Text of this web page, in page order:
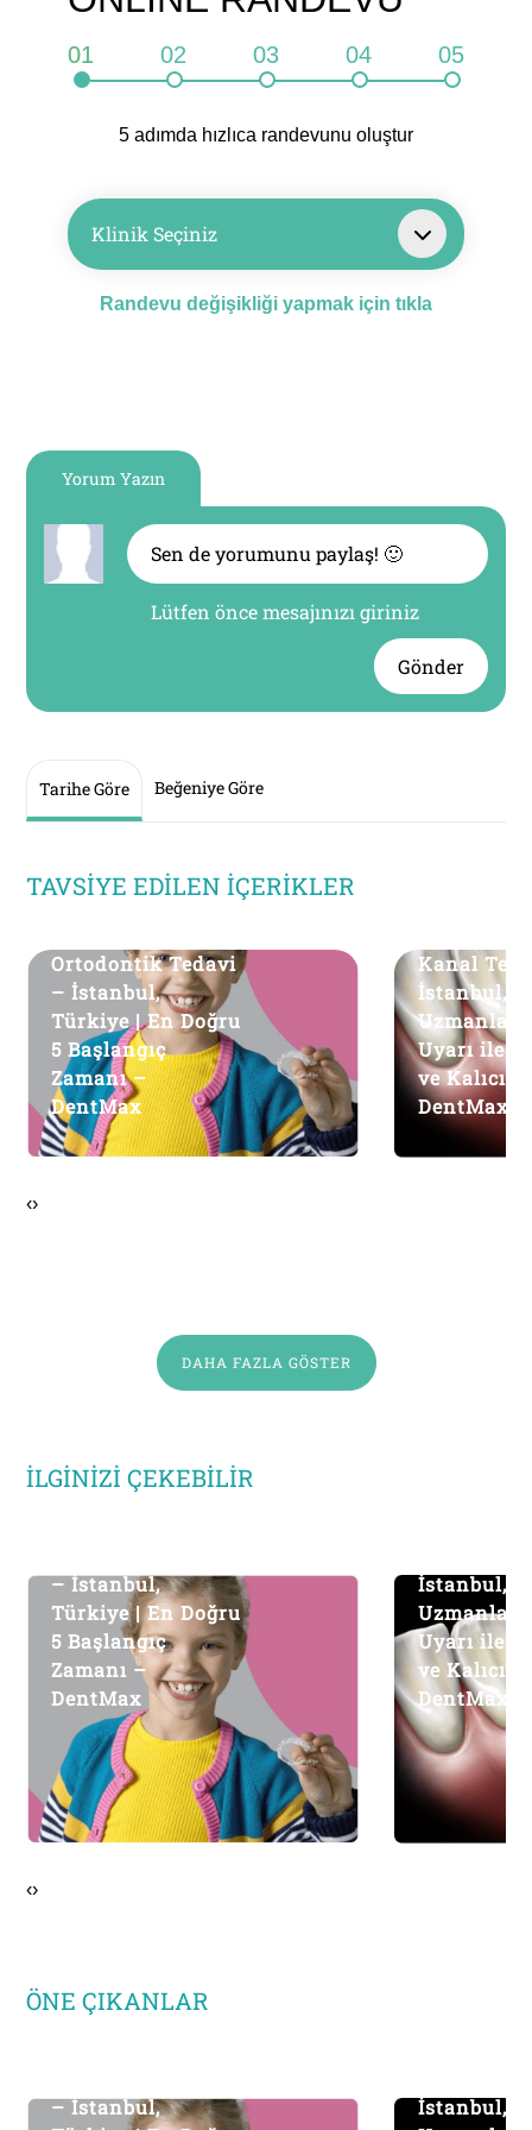
01 02 03 04 05
5 adımda hızlıca randevunu oluştur
Klinik Seçiniz
Randevu değişikliği yapmak için tıkla
Yorum Yazın
Lütfen önce mesajınızı giriniz
Gönder
Tarihe Göre Beğeniye Göre
TAVSIYE EDILEN İÇERIKLER
Ortodontik Tedavi
– İstanbul,
Türkiye | En Doğru
5 Başlangıç
Zamanı –
DentMax
Kanal
İstanbul,
Uyarı ile
ve Kalıcı
DentMax
‹›
DAHA FAZLA GÖSTER
İLGINIZI ÇEKEBILIR
– İstanbul,
Türkiye | En Doğru
5 Başlangıç
Zamanı –
DentMax
İstanbul,
Uyarı ile
ve Kalıcı
DentMax
‹›
ÖNE ÇIKANLAR
– İstanbul,
İstanbul,